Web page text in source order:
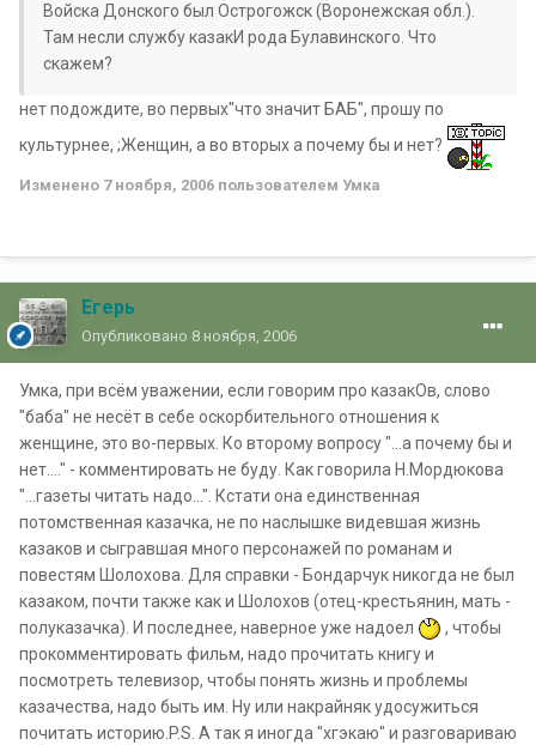
Войска Донского был Острогожск (Воронежская обл.).
Там несли службу казакИ рода Булавинского. Что
скажем?
нет подождите, во первых"что значит БАБ", прошу по
культурнее, ;Женщин, а во вторых а почему бы и нет?
Изменено 7 ноября, 2006 пользователем Умка
Егерь
Опубликовано 8 ноября, 2006
Умка, при всём уважении, если говорим про казакОв, слово
"баба" не несёт в себе оскорбительного отношения к
женщине, это во-первых. Ко второму вопросу "...а почему бы и
нет...." - комментировать не буду. Как говорила Н.Мордюкова
"...газеты читать надо...". Кстати она единственная
потомственная казачка, не по наслышке видевшая жизнь
казаков и сыгравшая много персонажей по романам и
повестям Шолохова. Для справки - Бондарчук никогда не был
казаком, почти также как и Шолохов (отец-крестьянин, мать -
полуказачка). И последнее, наверное уже надоел
, чтобы
прокомментировать фильм, надо прочитать книгу и
посмотреть телевизор, чтобы понять жизнь и проблемы
казачества, надо быть им. Ну или накрайняк удосужиться
почитать историю.P.S. А так я иногда "хгэкаю" и разговариваю